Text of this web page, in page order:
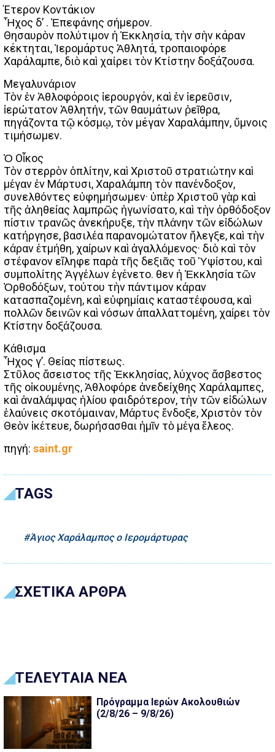
Έτερον Κοντάκιον
Ἦχος δ’ . Ἐπεφάνης σήμερον.
Θησαυρὸν πολύτιμον ἡ Ἐκκλησία, τὴν σὴν κάραν
κέκτηται, Ἱερομάρτυς Ἀθλητά, τροπαιοφόρε
Χαράλαμπε, διὸ καὶ χαίρει τὸν Κτίστην δοξάζουσα.
Μεγαλυνάριον
Τὸν ἐν Ἀθλοφόροις ἱερουργόν, καὶ ἐν ἱερεῦσιν,
ἱερώτατον Ἀθλητήν, τῶν θαυμάτων ῥεῖθρα,
πηγάζοντα τῷ κόσμῳ, τὸν μέγαν Χαραλάμπην, ὕμνοις
τιμήσωμεν.
Ὁ Οἶκος
Τὸν στερρὸν ὁπλίτην, καὶ Χριστοῦ στρατιώτην καὶ
μέγαν ἐν Μάρτυσι, Χαραλάμπη τὸν πανένδοξον,
συνελθόντες εὐφημήσωμεν· ὑπὲρ Χριστοῦ γὰρ καὶ
τῆς ἀληθείας λαμπρῶς ἠγωνίσατο, καὶ τὴν ὀρθόδοξον
πίστιν τρανῶς ἀνεκήρυξε, τὴν πλάνην τῶν εἰδώλων
κατήργησε, βασιλέα παρανομώτατον ἤλεγξε, καὶ τὴν
κάραν ἐτμήθη, χαίρων καὶ ἀγαλλόμενος· διὸ καὶ τὸν
στέφανον εἴληφε παρὰ τῆς δεξιᾶς τοῦ Ὑψίστου, καὶ
συμπολίτης Ἀγγέλων ἐγένετο. Ὅθεν ἡ Ἐκκλησία τῶν
Ὀρθοδόξων, τούτου τὴν πάντιμον κάραν
κατασπαζομένη, καὶ εὐφημίαις καταστέφουσα, καὶ
πολλῶν δεινῶν καὶ νόσων ἀπαλλαττομένη, χαίρει τὸν
Κτίστην δοξάζουσα.
Κάθισμα
Ἦχος γ’. Θείας πίστεως.
Στῦλος ἄσειστος τῆς Ἐκκλησίας, λύχνος ἄσβεστος
τῆς οἰκουμένης, Ἀθλοφόρε ἀνεδείχθης Χαράλαμπες,
καὶ ἀναλάμψας ἡλίου φαιδρότερον, τὴν τῶν εἰδώλων
ἐλαύνεις σκοτόμαιναν, Μάρτυς ἔνδοξε, Χριστὸν τὸν
Θεὸν ἱκέτευε, δωρήσασθαι ἡμῖν τὸ μέγα ἔλεος.
πηγή: saint.gr
TAGS
Άγιος Χαράλαμπος ο Ιερομάρτυρας
ΣΧΕΤΙΚΑ ΑΡΘΡΑ
ΤΕΛΕΥΤΑΙΑ ΝΕΑ
Πρόγραμμα Ιερών Ακολουθιών
(2/8/26 – 9/8/26)